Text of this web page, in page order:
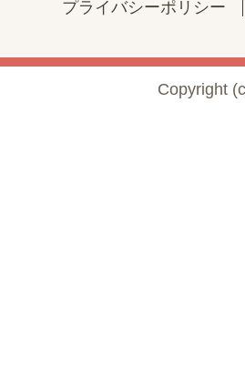
プライバシーポリシー
Copyright